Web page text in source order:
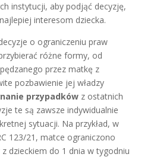
instytucji, aby podjąć decyzję,
interesom dziecka.
o ograniczeniu praw
różne formy, od
przez matkę z
pozbawienie jej władzy
przypadkówz ostatnich
te są zawsze indywidualnie
sytuacji. Na przykład, w
123/21, matce ograniczono
dzieckiem do 1 dnia w tygodniu